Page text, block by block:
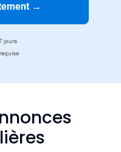
→
jours